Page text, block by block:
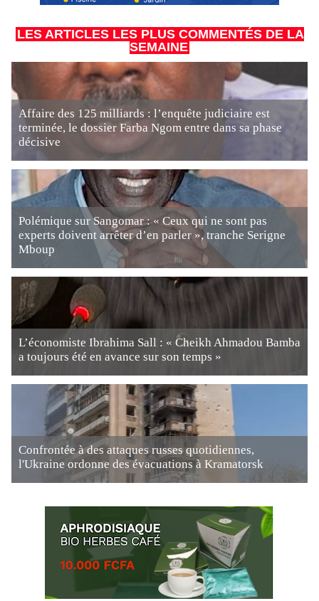
LES ARTICLES LES PLUS COMMENTÉS DE LA
SEMAINE
Affaire des 125 milliards : l’enquête judiciaire est
terminée, le dossier Farba Ngom entre dans sa phase
décisive
Polémique sur Sangomar : « Ceux qui ne sont pas
experts doivent arrêter d’en parler », tranche Serigne
Mboup
L’économiste Ibrahima Sall : « Cheikh Ahmadou Bamba
a toujours été en avance sur son temps »
Confrontée à des attaques russes quotidiennes,
l'Ukraine ordonne des évacuations à Kramatorsk